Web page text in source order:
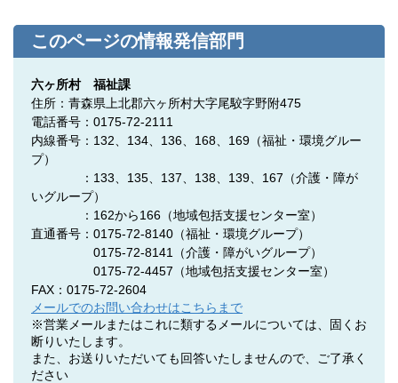
このページの情報発信部門
六ヶ所村 福祉課
住所：青森県上北郡六ヶ所村大字尾駮字野附475
電話番号：0175-72-2111
内線番号：132、134、136、168、169（福祉・環境グルー
プ）
：133、135、137、138、139、167（介護・障が
いグループ）
：162から166（地域包括支援センター室）
直通番号：0175-72-8140 （福祉・環境グループ）
0175-72-8141
（介護・障がいグループ）
0175-72-4457 （地域包括支援センター室）
FAX：0175-72-2604
メールでのお問い合わせはこちらまで
※営業メールまたはこれに類するメールについては、固くお
断りいたします。
また、お送りいただいても回答いたしませんので、ご了承く
ださい